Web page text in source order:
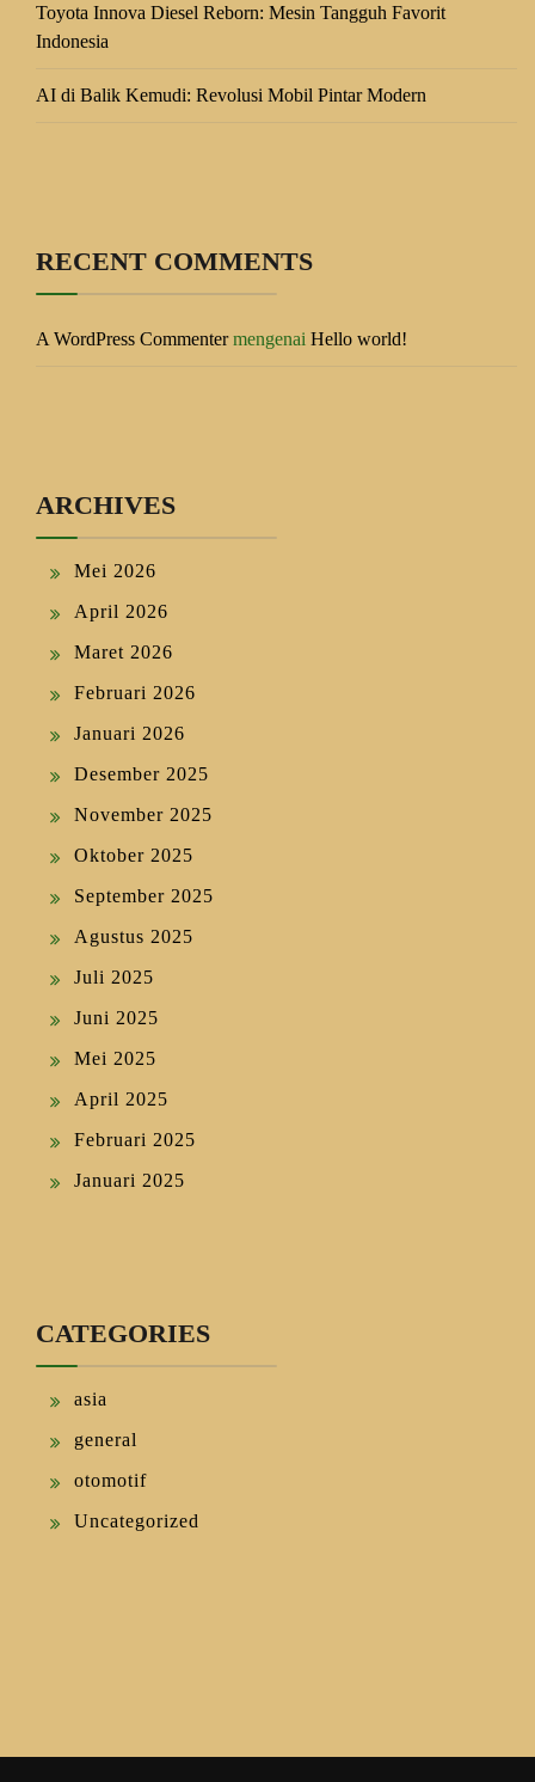
Toyota Innova Diesel Reborn: Mesin Tangguh Favorit
Indonesia
AI di Balik Kemudi: Revolusi Mobil Pintar Modern
RECENT COMMENTS
A WordPress Commentermengenai Hello world!
ARCHIVES
Mei 2026
April 2026
Maret 2026
Februari 2026
Januari 2026
Desember 2025
November 2025
Oktober 2025
September 2025
Agustus 2025
Juli 2025
Juni 2025
Mei 2025
April 2025
Februari 2025
Januari 2025
CATEGORIES
asia
general
otomotif
Uncategorized